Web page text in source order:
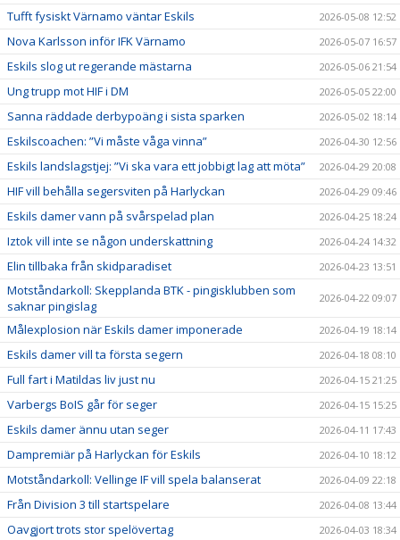
Tufft fysiskt Värnamo väntar Eskils 2026-05-08 12:52
Nova Karlsson inför IFK Värnamo 2026-05-07 16:57
Eskils slog ut regerande mästarna 2026-05-06 21:54
Ung trupp mot HIF i DM 2026-05-05 22:00
Sanna räddade derbypoäng i sista sparken 2026-05-02 18:14
Eskilscoachen: ”Vi måste våga vinna” 2026-04-30 12:56
Eskils landslagstjej: ”Vi ska vara ett jobbigt lag att möta” 2026-04-29 20:08
HIF vill behålla segersviten på Harlyckan 2026-04-29 09:46
Eskils damer vann på svårspelad plan 2026-04-25 18:24
Iztok vill inte se någon underskattning 2026-04-24 14:32
Elin tillbaka från skidparadiset 2026-04-23 13:51
Motståndarkoll: Skepplanda BTK - pingisklubben som
saknar pingislag
2026-04-22 09:07
Målexplosion när Eskils damer imponerade 2026-04-19 18:14
Eskils damer vill ta första segern 2026-04-18 08:10
Full fart i Matildas liv just nu 2026-04-15 21:25
Varbergs BoIS går för seger 2026-04-15 15:25
Eskils damer ännu utan seger 2026-04-11 17:43
Dampremiär på Harlyckan för Eskils 2026-04-10 18:12
Motståndarkoll: Vellinge IF vill spela balanserat 2026-04-09 22:18
Från Division 3 till startspelare 2026-04-08 13:44
Oavgjort trots stor spelövertag 2026-04-03 18:34